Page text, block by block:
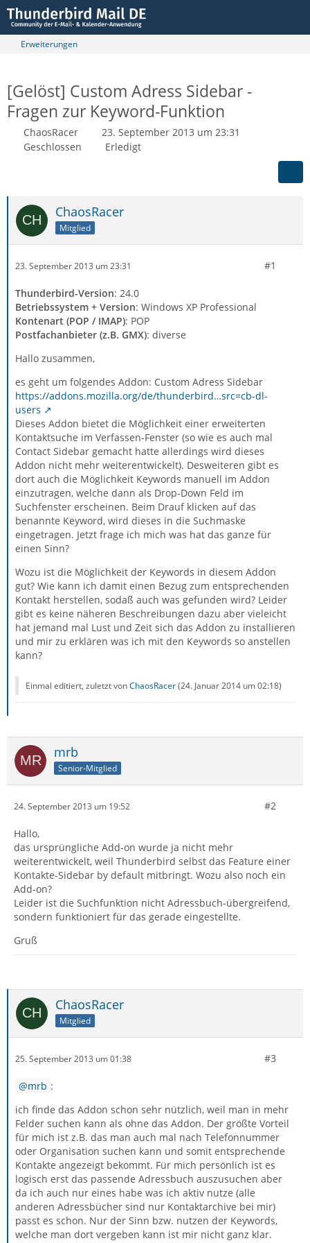
Erweiterungen
[Gelöst] Custom Adress Sidebar -
Fragen zur Keyword-Funktion
ChaosRacer
23. September 2013 um 23:31
Geschlossen
Erledigt
ChaosRacer
Mitglied
23. September 2013 um 23:31 #1
Thunderbird-Version: 24.0
Betriebssystem + Version: Windows XP Professional
Kontenart (POP / IMAP): POP
Postfachanbieter (z.B. GMX): diverse
Hallo zusammen,
es geht um folgendes Addon: Custom Adress Sidebar
https://addons.mozilla.org/de/thunderbird…src=cb-dl-
users
Dieses Addon bietet die Möglichkeit einer erweiterten
Kontaktsuche im Verfassen-Fenster (so wie es auch mal
Contact Sidebar gemacht hatte allerdings wird dieses
Addon nicht mehr weiterentwickelt). Desweiteren gibt es
dort auch die Möglichkeit Keywords manuell im Addon
einzutragen, welche dann als Drop-Down Feld im
Suchfenster erscheinen. Beim Drauf klicken auf das
benannte Keyword, wird dieses in die Suchmaske
eingetragen. Jetzt frage ich mich was hat das ganze für
einen Sinn?
Wozu ist die Möglichkeit der Keywords in diesem Addon
gut? Wie kann ich damit einen Bezug zum entsprechenden
Kontakt herstellen, sodaß auch was gefunden wird? Leider
gibt es keine näheren Beschreibungen dazu aber vieleicht
hat jemand mal Lust und Zeit sich das Addon zu installieren
und mir zu erklären was ich mit den Keywords so anstellen
kann?
Einmal editiert, zuletzt vonChaosRacer(24. Januar 2014 um 02:18)
mrb
Senior-Mitglied
24. September 2013 um 19:52 #2
Hallo,
das ursprüngliche Add-on wurde ja nicht mehr
weiterentwickelt, weil Thunderbird selbst das Feature einer
Kontakte-Sidebar by default mitbringt. Wozu also noch ein
Add-on?
Leider ist die Suchfunktion nicht Adressbuch-übergreifend,
sondern funktioniert für das gerade eingestellte.
Gruß
ChaosRacer
Mitglied
25. September 2013 um 01:38 #3
mrb :
ich finde das Addon schon sehr nützlich, weil man in mehr
Felder suchen kann als ohne das Addon. Der größte Vorteil
für mich ist z.B. das man auch mal nach Telefonnummer
oder Organisation suchen kann und somit entsprechende
Kontakte angezeigt bekommt. Für mich persönlich ist es
logisch erst das passende Adressbuch auszusuchen aber
da ich auch nur eines habe was ich aktiv nutze (alle
anderen Adressbücher sind nur Kontaktarchive bei mir)
passt es schon. Nur der Sinn bzw. nutzen der Keywords,
welche man dort vergeben kann ist mir nicht ganz klar.